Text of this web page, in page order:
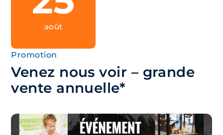
août
Promotion
Venez nous voir – grande
vente annuelle*